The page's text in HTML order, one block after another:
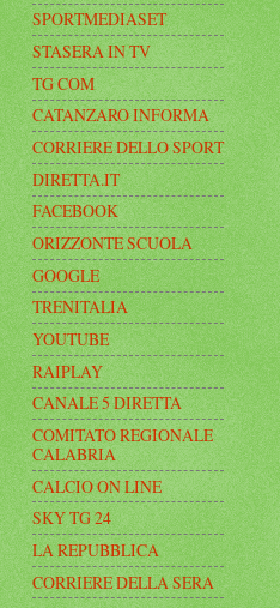
SPORTMEDIASET
STASERA IN TV
TG COM
CATANZARO INFORMA
CORRIERE DELLO SPORT
DIRETTA.IT
FACEBOOK
ORIZZONTE SCUOLA
GOOGLE
TRENITALIA
YOUTUBE
RAIPLAY
CANALE 5 DIRETTA
COMITATO REGIONALE
CALABRIA
CALCIO ON LINE
SKY TG 24
LA REPUBBLICA
CORRIERE DELLA SERA